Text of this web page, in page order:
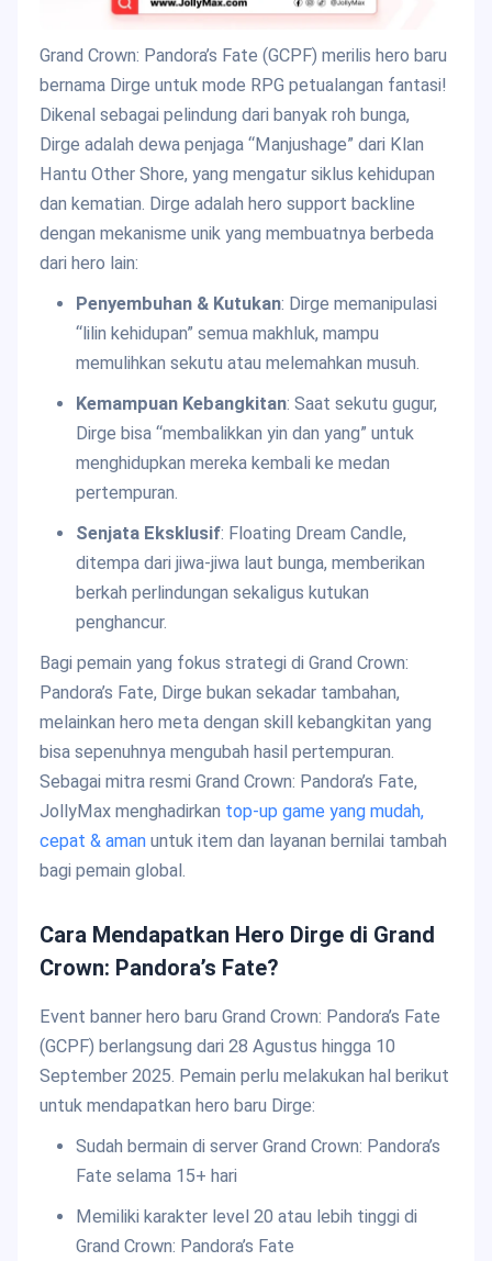
Grand Crown: Pandora’s Fate (GCPF) merilis hero baru
bernama Dirge untuk mode RPG petualangan fantasi!
Dikenal sebagai pelindung dari banyak roh bunga,
Dirge adalah dewa penjaga “Manjushage” dari Klan
Hantu Other Shore, yang mengatur siklus kehidupan
dan kematian. Dirge adalah hero support backline
dengan mekanisme unik yang membuatnya berbeda
dari hero lain:
Penyembuhan & Kutukan: Dirge memanipulasi
“lilin kehidupan” semua makhluk, mampu
memulihkan sekutu atau melemahkan musuh.
Kemampuan Kebangkitan: Saat sekutu gugur,
Dirge bisa “membalikkan yin dan yang” untuk
menghidupkan mereka kembali ke medan
pertempuran.
Senjata Eksklusif: Floating Dream Candle,
ditempa dari jiwa-jiwa laut bunga, memberikan
berkah perlindungan sekaligus kutukan
penghancur.
Bagi pemain yang fokus strategi di Grand Crown:
Pandora’s Fate, Dirge bukan sekadar tambahan,
melainkan hero meta dengan skill kebangkitan yang
bisa sepenuhnya mengubah hasil pertempuran.
Sebagai mitra resmi Grand Crown: Pandora’s Fate,
JollyMax menghadirkan top-up game yang mudah,
cepat & aman untuk item dan layanan bernilai tambah
bagi pemain global.
Cara Mendapatkan Hero Dirge di Grand
Crown: Pandora’s Fate?
Event banner hero baru Grand Crown: Pandora’s Fate
(GCPF) berlangsung dari 28 Agustus hingga 10
September 2025. Pemain perlu melakukan hal berikut
untuk mendapatkan hero baru Dirge:
Sudah bermain di server Grand Crown: Pandora’s
Fate selama 15+ hari
Memiliki karakter level 20 atau lebih tinggi di
Grand Crown: Pandora’s Fate